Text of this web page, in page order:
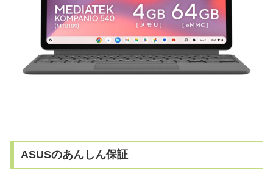
ASUSのあんしん保証